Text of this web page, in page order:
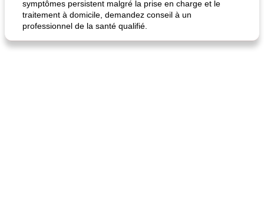
symptômes persistent malgré la prise en charge et le
traitement à domicile, demandez conseil à un
professionnel de la santé qualifié.